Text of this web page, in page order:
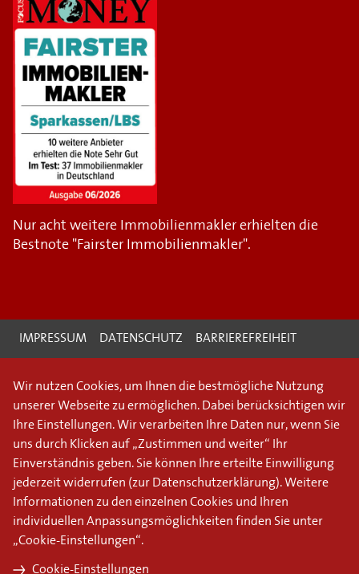
Nur acht weitere Immobilienmakler erhielten die
Bestnote "Fairster Immobilienmakler".
IMPRESSUM DATENSCHUTZ BARRIEREFREIHEIT
Wir nutzen Cookies, um Ihnen die bestmögliche Nutzung
unserer Webseite zu ermöglichen. Dabei berücksichtigen wir
Ihre Einstellungen. Wir verarbeiten Ihre Daten nur, wenn Sie
uns durch Klicken auf „Zustimmen und weiter“ Ihr
Einverständnis geben. Sie können Ihre erteilte Einwilligung
jederzeit widerrufen (zur Datenschutzerklärung). Weitere
Informationen zu den einzelnen Cookies und Ihren
individuellen Anpassungsmöglichkeiten finden Sie unter
„Cookie-Einstellungen“.
Cookie-Einstellungen